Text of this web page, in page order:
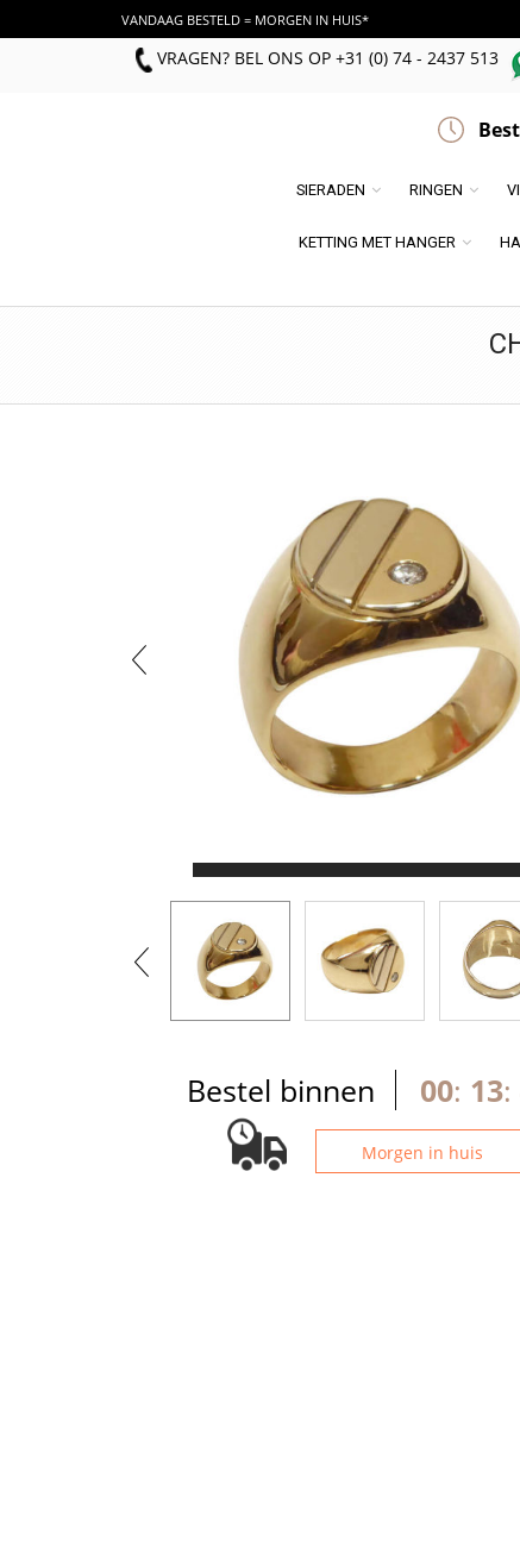
VANDAAG BESTELD = MORGEN IN HUIS*
VRAGEN? BEL ONS OP +31 (0) 74 - 2437 513
SIERADEN RINGEN
KETTING MET HANGER
Bestel binnen 00: 13:
Morgen in huis